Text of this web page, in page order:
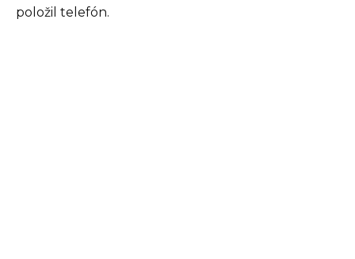
položil telefón.